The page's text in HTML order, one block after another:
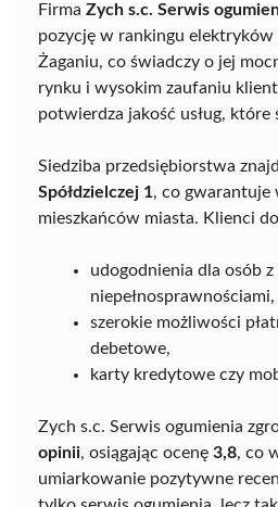
Firma Zych s.c. Serwis
pozycję w rankingu
Żaganiu, co świadczy o jej
rynku i wysokim zaufaniu
potwierdza jakość usług, które
Siedziba przedsiębiorstwa
Spółdzielczej 1, co gwarantuje
mieszkańców miasta. Klienci
udogodnienia dla osób z
niepełnosprawnościami,
szerokie możliwości
debetowe,
karty kredytowe czy
Zych s.c. Serwis ogumienia
opinii, osiągając ocenę 3,8, co
umiarkowanie pozytywne